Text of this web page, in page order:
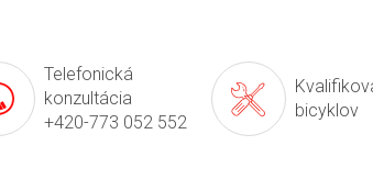
Telefonická
konzultácia
+420-773 052 552
bicyklov